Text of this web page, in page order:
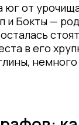
юг от
и Бокты —
в его